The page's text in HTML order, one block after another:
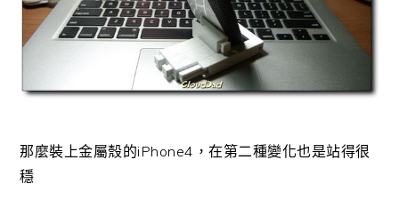
那麼裝上金屬殼的iPhone4，在第二種變化也是站得很
穩